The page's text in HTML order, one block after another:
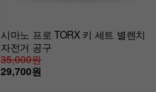
시마노 프로 TORX 키 세트 별렌치
자전거 공구
35,000원
29,700원